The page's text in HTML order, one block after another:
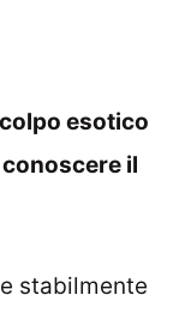
esotico
il
stabilmente